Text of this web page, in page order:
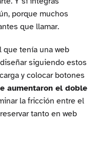
porque muchos
que llamar.
que tenía una web
siguiendo estos
y colocar botones
aumentaron el doble
la fricción entre el
tanto en web